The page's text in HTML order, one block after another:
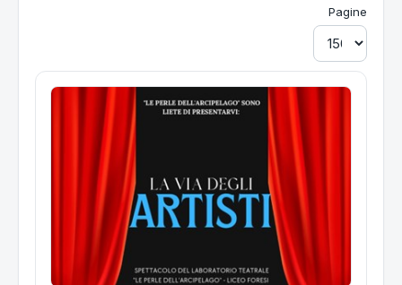
Pagine